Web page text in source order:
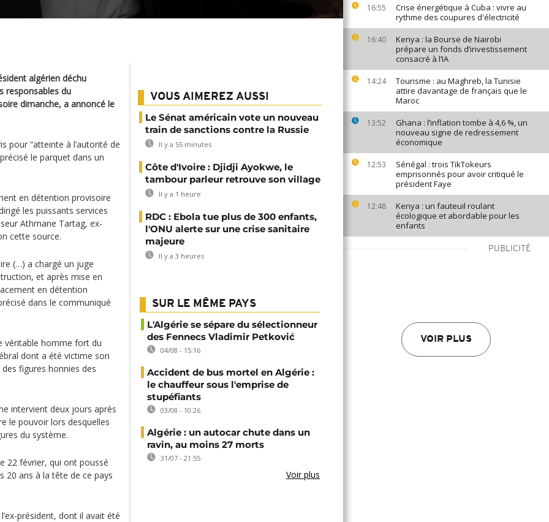
16:55
Crise énergétique à Cuba : vivre au
rythme des coupures d'électricité
16:40
Kenya : la Bourse de Nairobi
prépare un fonds d’investissement
consacré à l’IA
14:24
Tourisme : au Maghreb, la Tunisie
attire davantage de français que le
Maroc
13:52
Ghana : l’inflation tombe à 4,6 %, un
nouveau signe de redressement
économique
12:53
Sénégal : trois TikTokeurs
emprisonnés pour avoir critiqué le
président Faye
12:48
Kenya : un fauteuil roulant
écologique et abordable pour les
enfants
PUBLICITÉ
VOIR PLUS
algérien déchu
responsables du
dimanche, a annoncé le
pour “atteinte à l’autorité de
le parquet dans un
en détention provisoire
les puissants services
Athmane Tartag, ex-
cette source.
(…) a chargé un juge
et après mise en
en détention
dans le communiqué
véritable homme fort du
dont a été victime son
figures honnies des
intervient deux jours après
le pouvoir lors desquelles
du système.
22 février, qui ont poussé
20 ans à la tête de ce pays
président, dont il avait été
VOUS AIMEREZ AUSSI
Le Sénat américain vote un nouveau
train de sanctions contre la Russie
Il y a 55 minutes
Côte d'Ivoire : Djidji Ayokwe, le
tambour parleur retrouve son village
Il y a 1 heure
RDC : Ebola tue plus de 300 enfants,
l'ONU alerte sur une crise sanitaire
majeure
Il y a 3 heures
SUR LE MÊME PAYS
L'Algérie se sépare du sélectionneur
des Fennecs Vladimir Petković
04/08 - 15:16
Accident de bus mortel en Algérie :
le chauffeur sous l'emprise de
stupéfiants
03/08 - 10:26
Algérie : un autocar chute dans un
ravin, au moins 27 morts
31/07 - 21:55
Voir plus